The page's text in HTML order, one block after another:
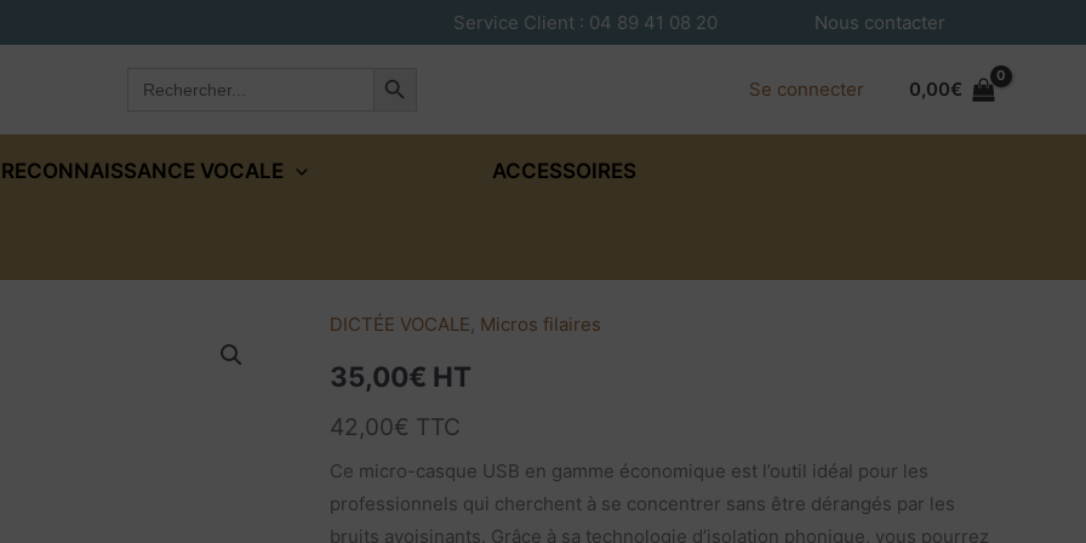
Service Client : 04 89 41 08 20 Nous contacter
for:
Se connecter
0,00€
RECONNAISSANCE VOCALE ACCESSOIRES
DICTÉE VOCALE, Micros filaires
35,00€ HT
42,00€ TTC
Ce micro-casque USB en gamme économique est l’outil idéal pour les
professionnels qui cherchent à se concentrer sans être dérangés par les
bruits avoisinants. Grâce à sa technologie d’isolation phonique, vous pourrez
quantité
de
Micro
casque
USB
Standard